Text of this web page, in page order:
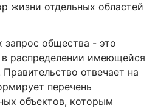
жизни отдельных областей
запрос общества - это
в распределении имеющейся
Правительство отвечает на
перечень
объектов, которым